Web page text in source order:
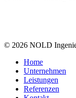
© 2026 NOLD
Home
Unternehmen
Leistungen
Referenzen